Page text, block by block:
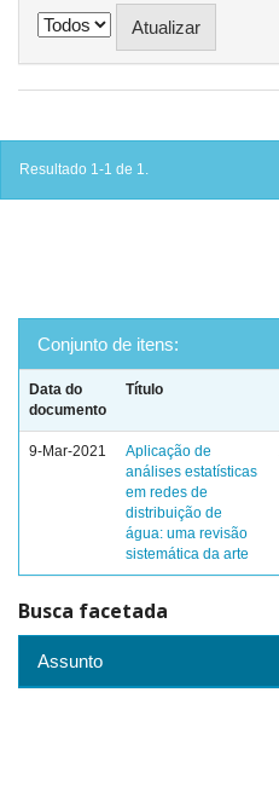
Resultado 1-1 de 1.
Conjunto de itens:
Data do
documento
Título
9-Mar-2021
Aplicação de
análises estatísticas
em redes de
distribuição de
água: uma revisão
sistemática da arte
Busca facetada
Assunto